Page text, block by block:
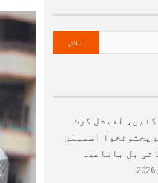
آفیشل گزٹ
اسمبلی
بل باقاعدہ